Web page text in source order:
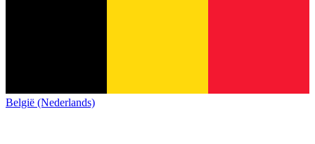
België (Nederlands)